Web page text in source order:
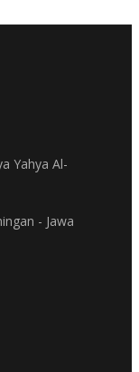
Yahya Al-
- Jawa